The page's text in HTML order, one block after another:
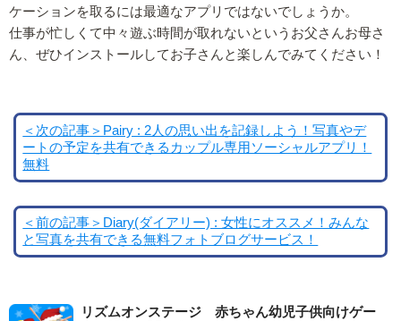
ケーションを取るには最適なアプリではないでしょうか。
仕事が忙しくて中々遊ぶ時間が取れないというお父さんお母さ
ん、ぜひインストールしてお子さんと楽しんでみてください！
＜次の記事＞Pairy : 2人の思い出を記録しよう！写真やデ
ートの予定を共有できるカップル専用ソーシャルアプリ！
無料
＜前の記事＞Diary(ダイアリー) : 女性にオススメ！みんな
と写真を共有できる無料フォトブログサービス！
リズムオンステージ 赤ちゃん幼児子供向けゲー